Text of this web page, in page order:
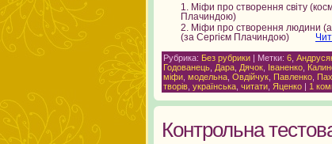
Міфи про створення світу
Плачиндою)
Міфи про створення людини
(за Сергієм Плачиндою)
Рубрика: Без рубрики | Метки: 6
Годованець Дара Дячок Іваненко
міфи модельна Овдійчук Павленко
творів українська читати Яценко | 1
Контрольна